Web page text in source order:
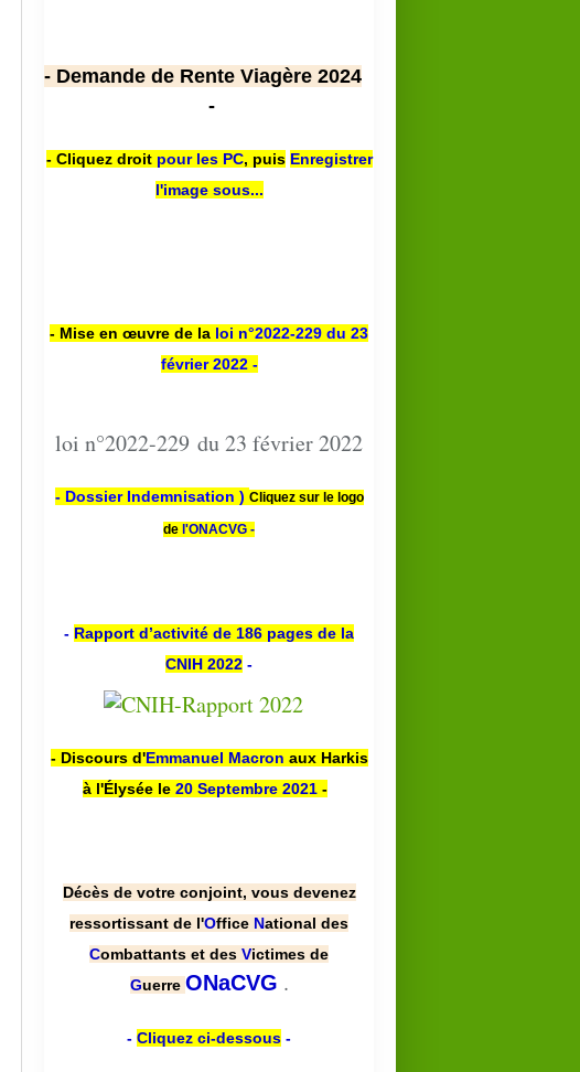
- Demande de Rente Viagère 2024
-
- Cliquez droit pour les PC, puis Enregistrer
l'image sous...
- Mise en œuvre de la loi n°2022-229 du 23
février 2022 -
loi n°2022-229 du 23 février 2022
- Dossier Indemnisation ) Cliquez sur le logo
de l'ONACVG -
- Rapport d’activité de 186 pages de la
CNIH 2022 -
- Discours d'Emmanuel Macron aux Harkis
à l'Élysée le 20 Septembre 2021 -
Décès de votre conjoint, vous devenez
ressortissant de l'Office National des
Combattants et des Victimes de
Guerre ONaCVG .
- Cliquez ci-dessous -